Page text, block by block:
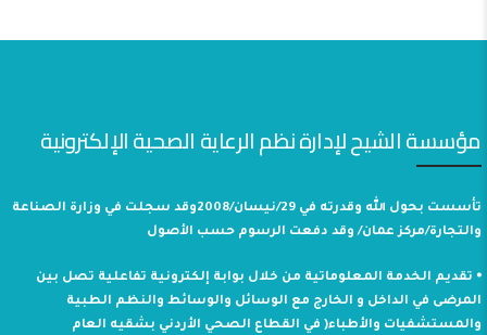
مؤسسة الشيح لإدارة نظم الرعاية الصحية الإلكترونية
تأسست بحول الله وقدرته في 29/نيسان/2008وقد سجلت في وزارة الصناعة
والتجارة/مركز عمان/ وقد دفعت الرسوم حسب الأصول
⦁ تقديم الخدمة المعلوماتية من خلال بوابة إلكترونية تفاعلية تصل بين
المرضى في الداخل و الخارج مع الوسائل والوسائط والنظم الطبية
والمستشفيات والأطباء( في القطاع الصحي الأردني بشقيه العام